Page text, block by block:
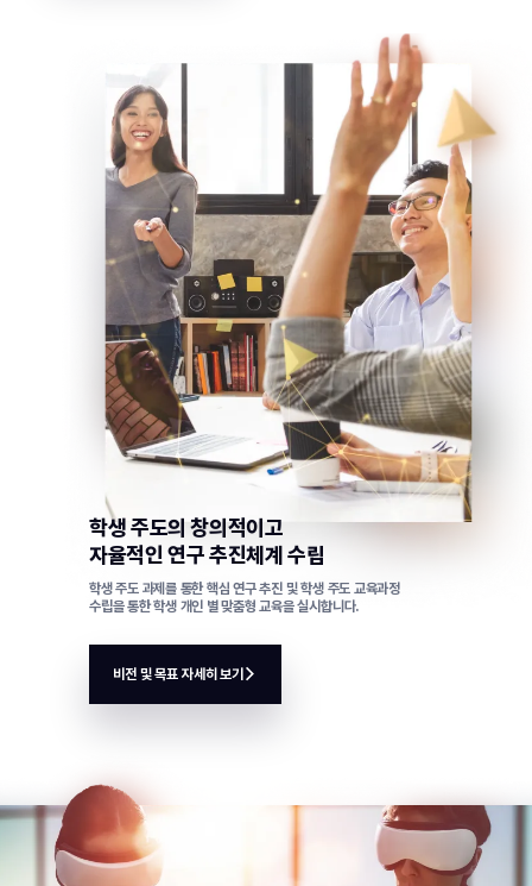
학생 주도의 창의적이고
자율적인 연구 추진체계 수립
학생 주도 과제를 통한 핵심 연구 추진 및 학생 주도 교육과정
수립을 통한 학생 개인 별 맞춤형 교육을 실시합니다.
비전 및 목표 자세히 보기